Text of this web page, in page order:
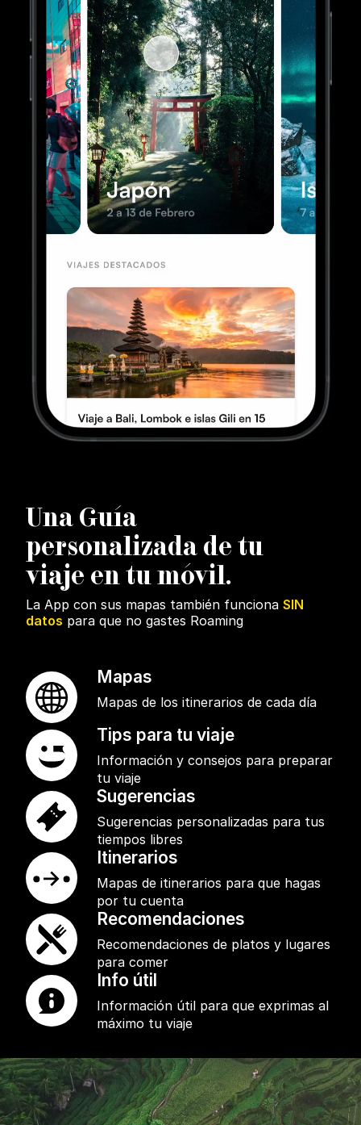
Una Guía
personalizada de tu
viaje en tu móvil.
La App con sus mapas también funciona SIN
datos para que no gastes Roaming
Mapas
Mapas de los itinerarios de cada día
Tips para tu viaje
Información y consejos para preparar
tu viaje
Sugerencias
Sugerencias personalizadas para tus
tiempos libres
Itinerarios
Mapas de itinerarios para que hagas
por tu cuenta
Recomendaciones
Recomendaciones de platos y lugares
para comer
Info útil
Información útil para que exprimas al
máximo tu viaje